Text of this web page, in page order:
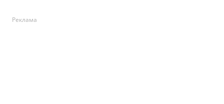
Реклама